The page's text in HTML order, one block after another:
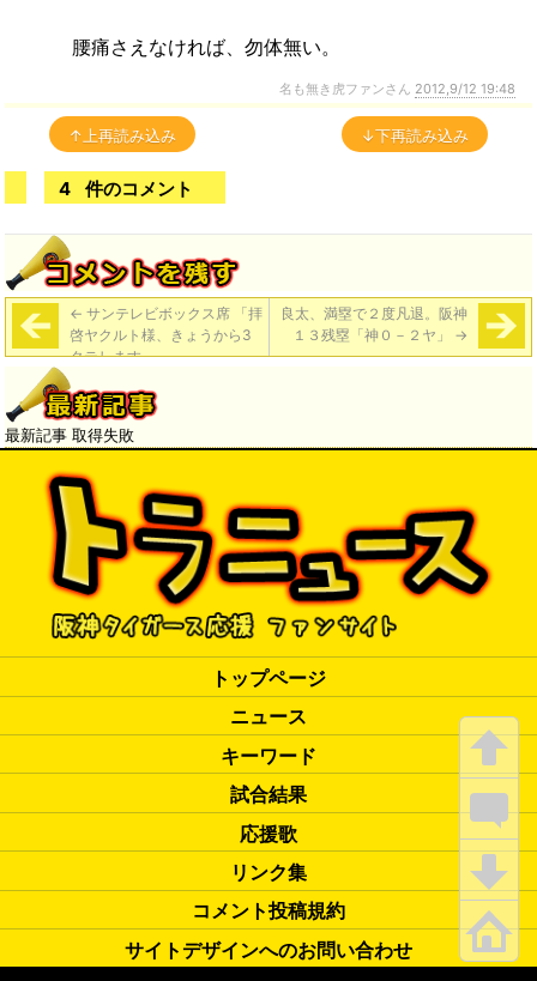
腰痛さえなければ、勿体無い。
名も無き虎ファンさん 2012,9/12 19:48
↑上再読み込み ↓下再読み込み
4 件のコメント
← サンテレビボックス席 「拝
啓ヤクルト様、きょうから3
タテします。」
良太、満塁で２度凡退。阪神
１３残塁「神０－２ヤ」 →
最新記事 取得失敗
トップページ
ニュース
キーワード
試合結果
応援歌
リンク集
コメント投稿規約
サイトデザインへのお問い合わせ